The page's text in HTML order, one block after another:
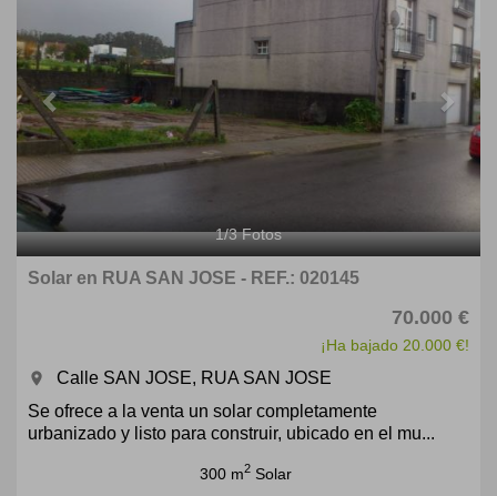
1/3Fotos
Solar en RUA SAN JOSE - REF.: 020145
70.000 €
¡Ha bajado 20.000 €!
room
Calle SAN JOSE, RUA SAN JOSE
Se ofrece a la venta un solar completamente
urbanizado y listo para construir, ubicado en el mu...
300 m2 Solar